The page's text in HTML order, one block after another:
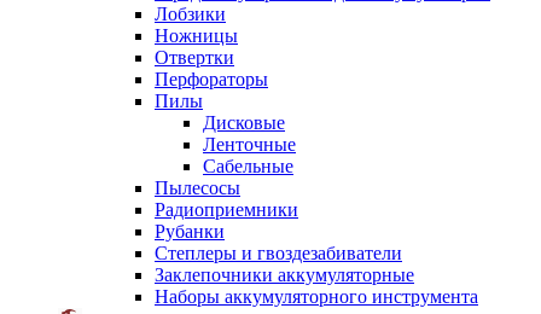
Лобзики
Ножницы
Отвертки
Перфораторы
Пилы
Дисковые
Ленточные
Сабельные
Пылесосы
Радиоприемники
Рубанки
Степлеры и гвоздезабиватели
Заклепочники аккумуляторные
Наборы аккумуляторного инструмента